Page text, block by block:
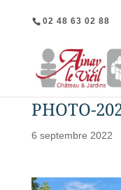
02 48 63 02 88
PHOTO-
6 septembre 2022